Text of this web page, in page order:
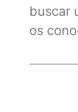
buscar
os